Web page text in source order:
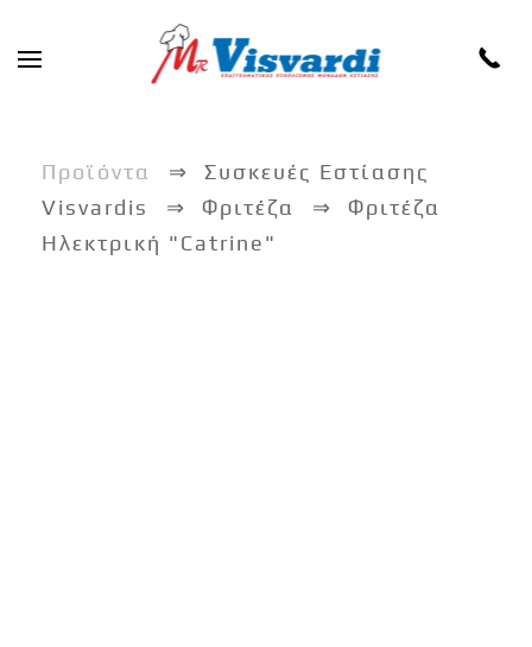
Skip to main content
Προϊόντα
Συσκευές Εστίασης
Visvardis
Φριτέζα
Φριτέζα
Ηλεκτρική "Catrine"